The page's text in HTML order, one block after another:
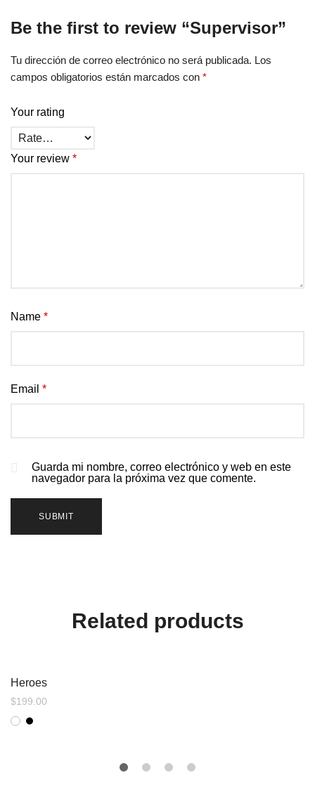
Be the first to review “Supervisor”
Tu dirección de correo electrónico no será publicada. Los
campos obligatorios están marcados con *
Your rating
Your review *
Name *
Email *
Guarda mi nombre, correo electrónico y web en este
navegador para la próxima vez que comente.
Related products
Heroes
$199.00